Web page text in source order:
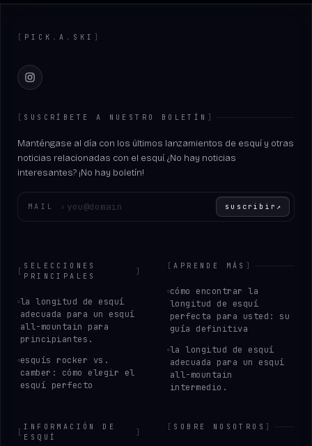
PICK . A . SKI
Instagram
SUSCRÍBETE A NUESTRO BOLETÍN
Manténgase al día con los últimos lanzamientos de esquí y otras
noticias relacionadas con el esquí. ¿No hay noticias
interesantes? ¡No hay boletín!
MAIL › suscribir ↗
[
SELECCIONES
PRINCIPALES
]
la longitud de esquí
adecuada para un esquí
all-mountain para
principiantes.
esquís rocker vs.
camber: cómo elegir el
esquí perfecto
[APRENDE MÁS
cómo encontrar la
longitud de esquí
perfecta para usted: su
guía definitiva
la longitud de esquí
adecuada para un esquí
all-mountain
intermedio.
[
INFORMACIÓN DE
ESQUÍ
]
SOBRE NOSOTROS